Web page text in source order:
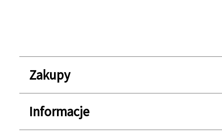
Zakupy
Informacje